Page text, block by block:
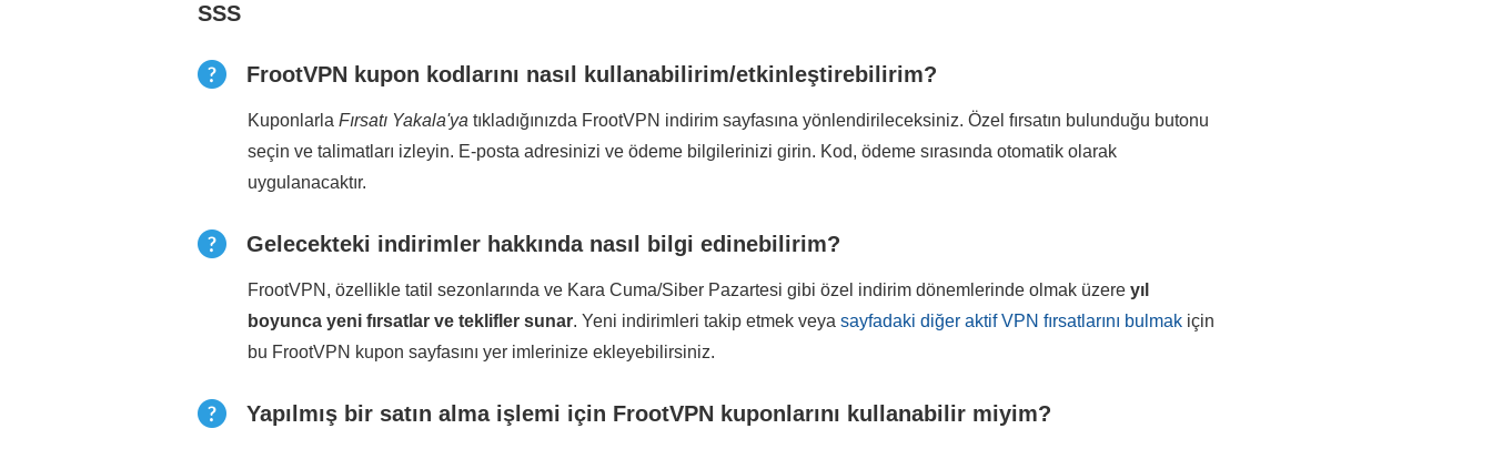
SSS
FrootVPN kupon kodlarını nasıl kullanabilirim/etkinleştirebilirim?
Kuponlarla Fırsatı Yakala'ya tıkladığınızda FrootVPN indirim sayfasına yönlendirileceksiniz. Özel fırsatın bulunduğu butonu
seçin ve talimatları izleyin. E-posta adresinizi ve ödeme bilgilerinizi girin. Kod, ödeme sırasında otomatik olarak
uygulanacaktır.
Gelecekteki indirimler hakkında nasıl bilgi edinebilirim?
FrootVPN, özellikle tatil sezonlarında ve Kara Cuma/Siber Pazartesi gibi özel indirim dönemlerinde olmak üzere yıl
boyunca yeni fırsatlar ve teklifler sunar. Yeni indirimleri takip etmek veya sayfadaki diğer aktif VPN fırsatlarını bulmak için
bu FrootVPN kupon sayfasını yer imlerinize ekleyebilirsiniz.
Yapılmış bir satın alma işlemi için FrootVPN kuponlarını kullanabilir miyim?